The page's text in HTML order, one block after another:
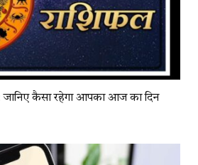
जानिए कैसा रहेगा आपका आज का दिन